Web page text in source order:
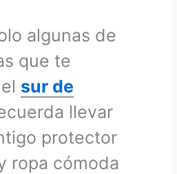
algunas de
que te
sur de
llevar
protector
ropa cómoda